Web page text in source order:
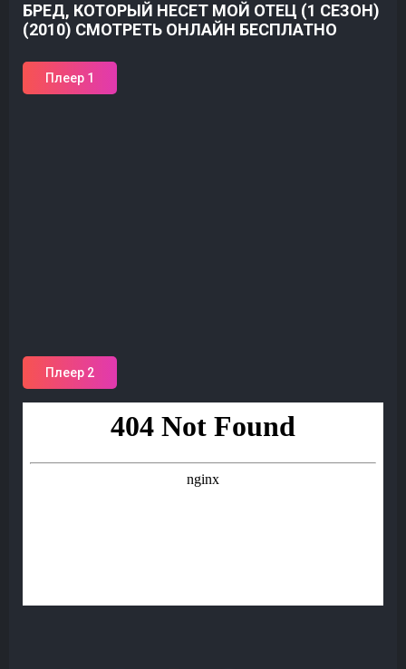
БРЕД, КОТОРЫЙ НЕСЕТ МОЙ ОТЕЦ (1 СЕЗОН)
(2010) СМОТРЕТЬ ОНЛАЙН БЕСПЛАТНО
Плеер 1
Плеер 2